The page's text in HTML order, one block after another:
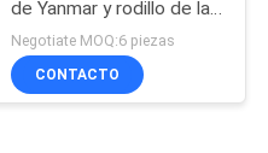
de Yanmar y rodillo de la
parte inferior VIO75
Negotiate MOQ:6 piezas
CONTACTO